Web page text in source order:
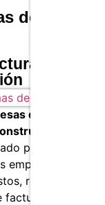
de
de
para satisfacer
gestión
recordatorios
facturas